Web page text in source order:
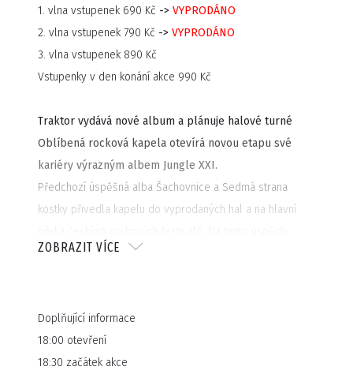
1. vlna vstupenek 690 Kč -> VYPRODÁNO
2. vlna vstupenek 790 Kč -> VYPRODÁNO
3. vlna vstupenek 890 Kč
Vstupenky v den konání akce 990 Kč
Traktor vydává nové album a plánuje halové turné
Oblíbená rocková kapela otevírá novou etapu své
kariéry výrazným albem Jungle XXI.
Předchozí úspěšná alba Šachovnice a Sedmá strana
kostky přivedla kapelu do vyprodaných hal a na hlavní
plánuje Traktor navázat s optimistickou deskou Jungle XXI,
Novému albu vévodí eponymní singl, který doplňují
potenciální hity Osudová a Katakomby II. Novou tvorbu
podpořenou samozřejmě osvědčenými hity jako
ZOBRAZIT VÍCE
Doplňující informace
18:00 otevření
18:30 začátek akce